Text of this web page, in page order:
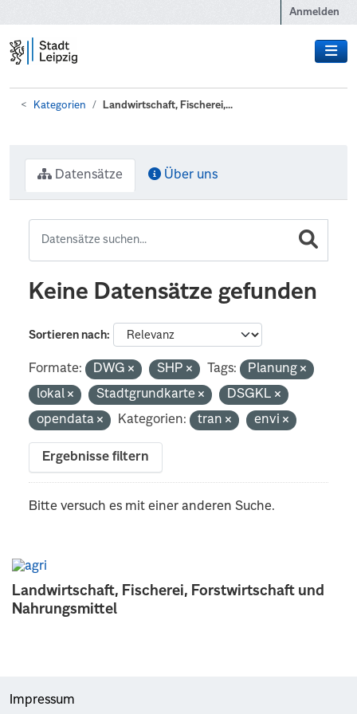
Anmelden
Kategorien Landwirtschaft, Fischerei,...
Landwirtschaft, Fischerei, Forstwirtschaft und
Nahrungsmittel
Datensätze Über uns
Keine Datensätze gefunden
Sortieren nach
Formate: DWG SHP Tags:
Planung
lokal
Stadtgrundkarte
DSGKL
opendata
Kategorien: tran envi
Ergebnisse filtern
Bitte versuch es mit einer anderen Suche.
Impressum